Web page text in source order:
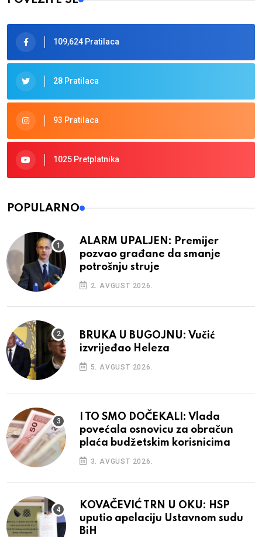
109,624 Pratilaca
28 Pratilaca
93 Pratilaca
1025 Pretplatnika
POPULARNO
ALARM UPALJEN: Premijer
pozvao građane da smanje
potrošnju struje
2. AVGUST 2026.
BRUKA U BUGOJNU: Vučić
izvrijeđao Heleza
5. AVGUST 2026.
I TO SMO DOČEKALI: Vlada
povećala osnovicu za obračun
plaća budžetskim korisnicima
3. AVGUST 2026.
KOVAČEVIĆ TRN U OKU: HSP
uputio apelaciju Ustavnom sudu
BiH